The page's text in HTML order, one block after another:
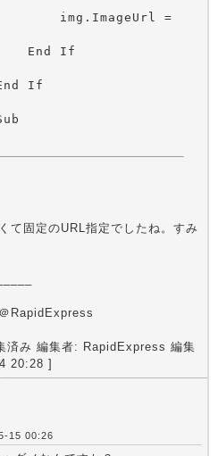
て固定のURL指定でしたね。すみ
RapidExpress
済み 編集者: RapidExpress 編集
20:28 ]
15 00:26